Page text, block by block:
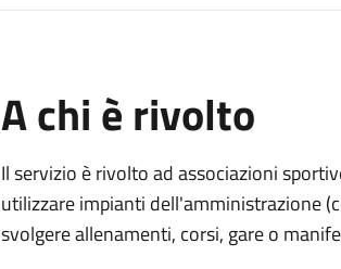
A chi è rivolto
Il servizio è rivolto ad associazioni
utilizzare impianti dell'amministrazione
svolgere allenamenti, corsi, gare o